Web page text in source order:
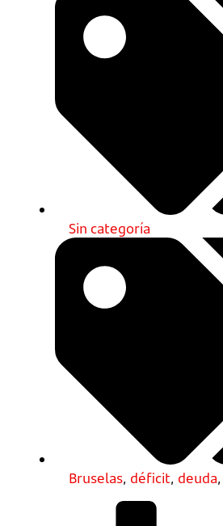
Sin categoría
Bruselas, déficit, deuda,